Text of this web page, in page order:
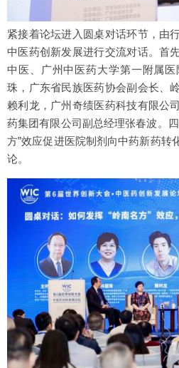
紧接着论坛进入圆桌对话环节，由
中医药创新发展进行交流对话。首
中医、广州中医药大学第一附属
珠，广东省民族医药协会副会长、
赖利龙，广州奇绩医药科技有限公
药集团有限公司副总经理张春波。
方”效应促进医院制剂向中药新药转
论。